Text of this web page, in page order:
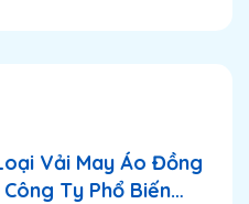
Vải May Áo Đồng
Công Ty Phổ Biến